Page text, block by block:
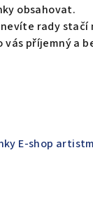
obsahovat.
nevíte rady
vás příjemný a
E-shop